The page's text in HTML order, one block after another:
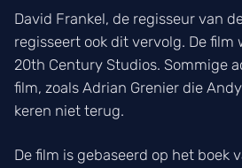
David Frankel, de regisseur van
regisseert ook dit vervolg. De
20th Century Studios. Sommige
film, zoals Adrian Grenier die
keren niet terug.
De film is gebaseerd op het boek